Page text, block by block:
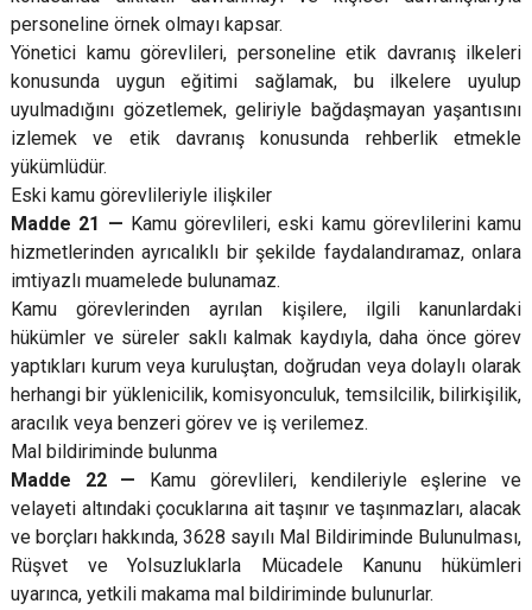
personeline örnek olmayı kapsar.
Yönetici kamu görevlileri, personeline etik davranış ilkeleri
konusunda uygun eğitimi sağlamak, bu ilkelere uyulup
uyulmadığını gözetlemek, geliriyle bağdaşmayan yaşantısını
izlemek ve etik davranış konusunda rehberlik etmekle
yükümlüdür.
Eski kamu görevlileriyle ilişkiler
Madde 21 — Kamu görevlileri, eski kamu görevlilerini kamu
hizmetlerinden ayrıcalıklı bir şekilde faydalandıramaz, onlara
imtiyazlı muamelede bulunamaz.
Kamu görevlerinden ayrılan kişilere, ilgili kanunlardaki
hükümler ve süreler saklı kalmak kaydıyla, daha önce görev
yaptıkları kurum veya kuruluştan, doğrudan veya dolaylı olarak
herhangi bir yüklenicilik, komisyonculuk, temsilcilik, bilirkişilik,
aracılık veya benzeri görev ve iş verilemez.
Mal bildiriminde bulunma
Madde 22 — Kamu görevlileri, kendileriyle eşlerine ve
velayeti altındaki çocuklarına ait taşınır ve taşınmazları, alacak
ve borçları hakkında, 3628 sayılı Mal Bildiriminde Bulunulması,
Rüşvet ve Yolsuzluklarla Mücadele Kanunu hükümleri
uyarınca, yetkili makama mal bildiriminde bulunurlar.